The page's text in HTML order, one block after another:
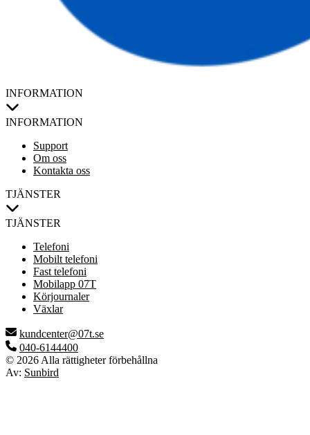
INFORMATION
INFORMATION
Support
Om oss
Kontakta oss
TJÄNSTER
TJÄNSTER
Telefoni
Mobilt telefoni
Fast telefoni
Mobilapp 07T
Körjournaler
Växlar
kundcenter@07t.se
040-6144400
© 2026 Alla rättigheter förbehållna
Av: Sunbird